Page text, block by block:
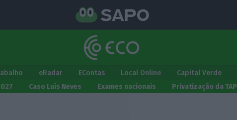
eRadar EContas Local Online Capital Verde
Caso Luís Neves Exames nacionais Privatização da TAP